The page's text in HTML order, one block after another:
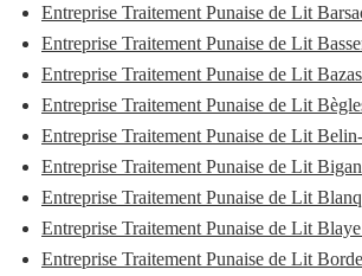
Entreprise Traitement Punaise de Lit
Entreprise Traitement Punaise de Lit
Entreprise Traitement Punaise de Lit
Entreprise Traitement Punaise de Lit
Entreprise Traitement Punaise de Lit
Entreprise Traitement Punaise de Lit
Entreprise Traitement Punaise de Lit
Entreprise Traitement Punaise de Lit
Entreprise Traitement Punaise de Lit